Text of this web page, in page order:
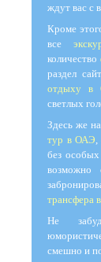
ждут вас с
Кроме
все
количество
раздел
отдыху в
светлых
Здесь же
тур в ОАЭ
без
трансфера
Не
смешно и